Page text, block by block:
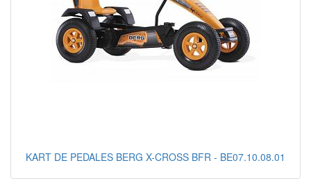
KART DE PEDALES BERG X-CROSS BFR - BE07.10.08.01